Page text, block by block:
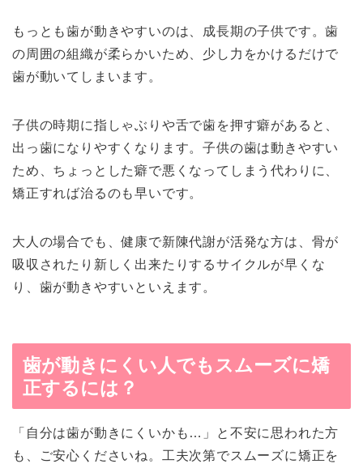
もっとも歯が動きやすいのは、成長期の子供です。歯
の周囲の組織が柔らかいため、少し力をかけるだけで
歯が動いてしまいます。
子供の時期に指しゃぶりや舌で歯を押す癖があると、
出っ歯になりやすくなります。子供の歯は動きやすい
ため、ちょっとした癖で悪くなってしまう代わりに、
矯正すれば治るのも早いです。
大人の場合でも、健康で新陳代謝が活発な方は、骨が
吸収されたり新しく出来たりするサイクルが早くな
り、歯が動きやすいといえます。
歯が動きにくい人でもスムーズに矯
正するには？
「自分は歯が動きにくいかも…」と不安に思われた方
も、ご安心くださいね。工夫次第でスムーズに矯正を